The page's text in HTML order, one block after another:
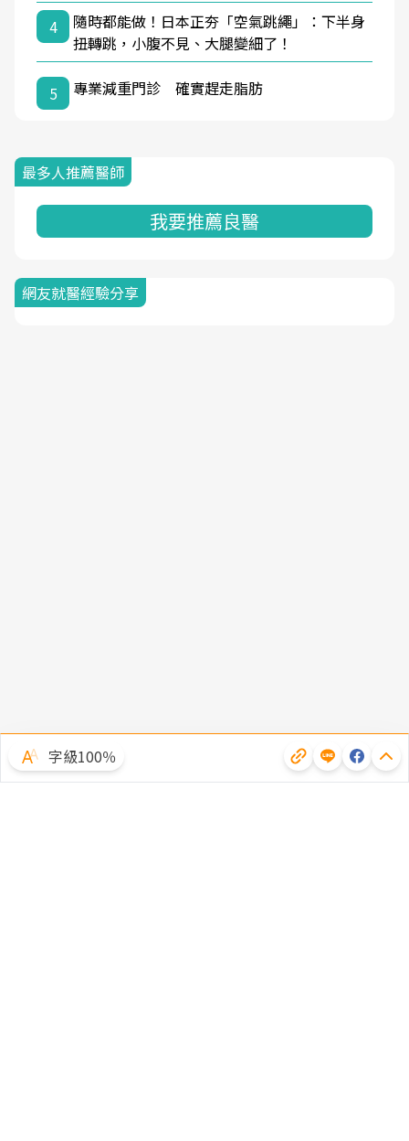
4
隨時都能做！日本正夯「空氣跳繩」：下半身
扭轉跳，小腹不見、大腿變細了！
5 專業減重門診 確實趕走脂肪
最多人推薦醫師
我要推薦良醫
網友就醫經驗分享
字級100％